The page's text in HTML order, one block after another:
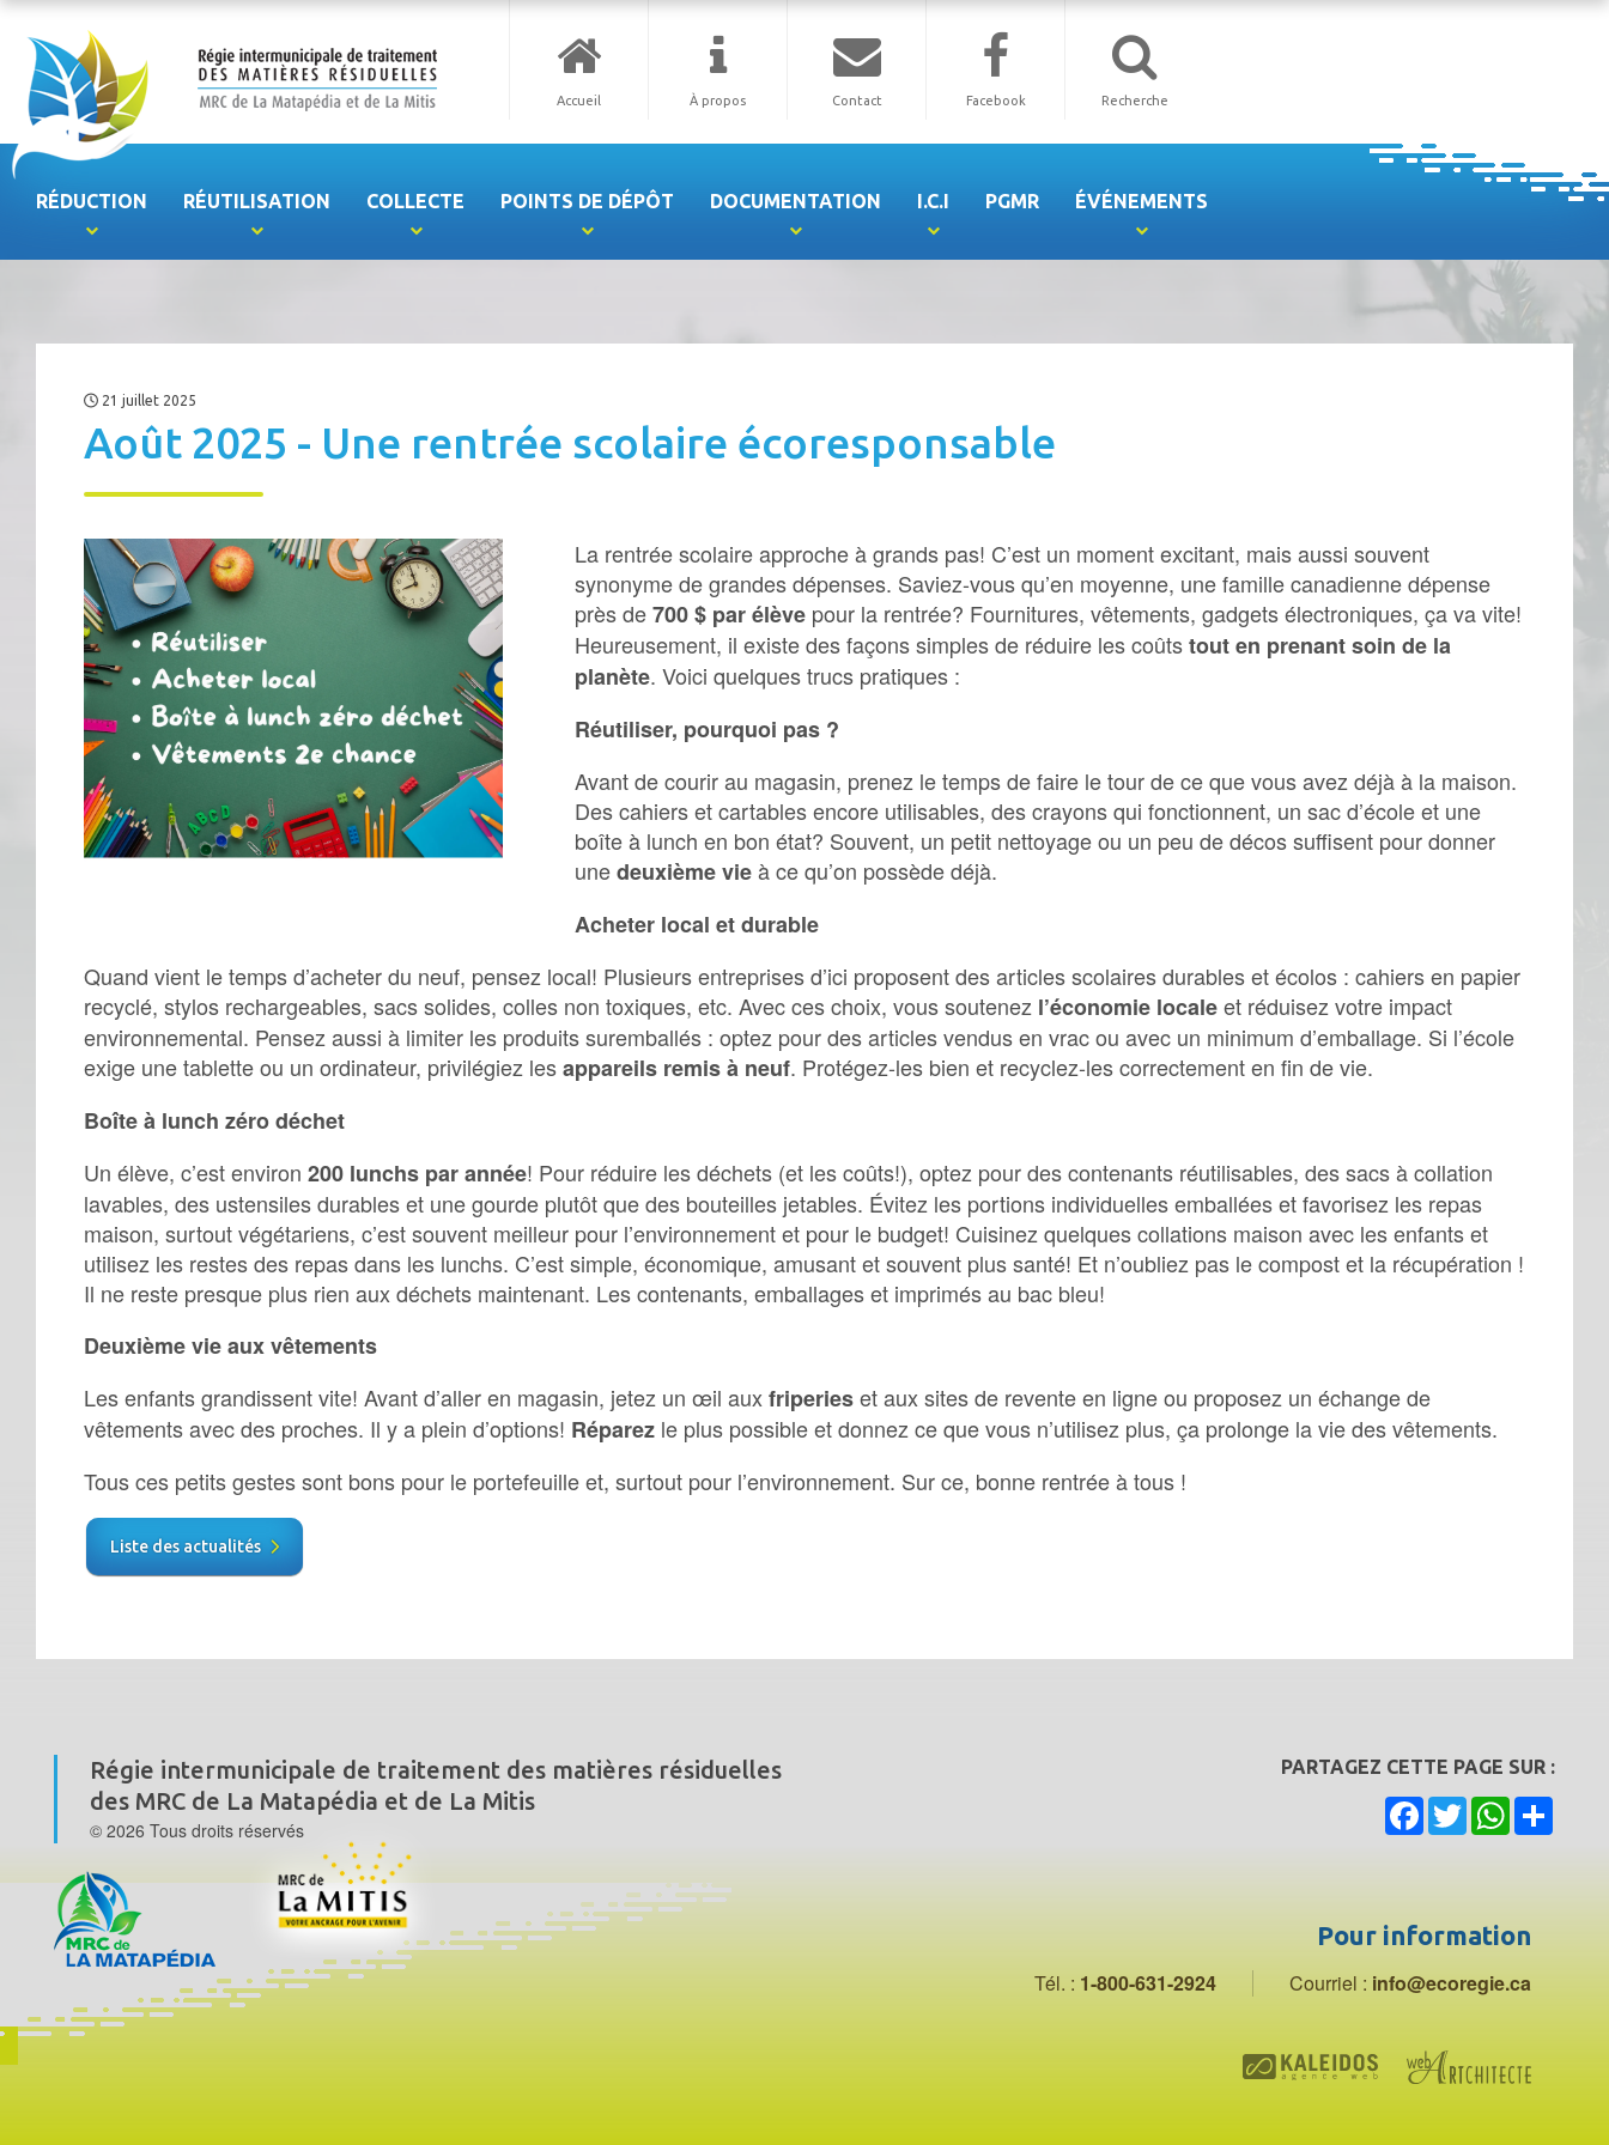
Accueil À propos Contact Facebook Recherche
RÉDUCTION RÉUTILISATION COLLECTE POINTS DE DÉPÔT DOCUMENTATION I.C.I PGMR ÉVÉNEMENTS
21 juillet 2025
Août 2025 - Une rentrée scolaire écoresponsable
La rentrée scolaire approche à grands pas! C’est un moment excitant, mais aussi souvent
synonyme de grandes dépenses. Saviez-vous qu’en moyenne, une famille canadienne dépense
près de700 $ par élève pour la rentrée? Fournitures, vêtements, gadgets électroniques, ça va vite!
Heureusement, il existe des façons simples de réduire les coûtstout en prenant soin de la
planète. Voici quelques trucs pratiques :
Réutiliser, pourquoi pas ?
Avant de courir au magasin, prenez le temps de faire le tour de ce que vous avez déjà à la maison.
Des cahiers et cartables encore utilisables, des crayons qui fonctionnent, un sac d’école et une
boîte à lunch en bon état? Souvent, un petit nettoyage ou un peu de décos suffisent pour donner
unedeuxième vieà ce qu’on possède déjà.
Acheter local et durable
Quand vient le temps d’acheter du neuf, pensez local! Plusieurs entreprises d’ici proposent des articles scolaires durables et écolos : cahiers en papier
recyclé, stylos rechargeables, sacs solides, colles non toxiques, etc. Avec ces choix, vous soutenez l’économie localeet réduisez votre impact
environnemental. Pensez aussi à limiter les produits suremballés : optez pour des articles vendus en vrac ou avec un minimum d’emballage. Si l’école
exige une tablette ou un ordinateur, privilégiez lesappareils remis à neuf. Protégez-les bien et recyclez-les correctement en fin de vie.
Boîte à lunch zéro déchet
Un élève, c’est environ 200 lunchs par année! Pour réduire les déchets (et les coûts!), optez pour des contenants réutilisables, des sacs à collation
lavables, des ustensiles durables et une gourde plutôt que des bouteilles jetables. Évitez les portions individuelles emballées et favorisez les repas
maison, surtout végétariens, c’est souvent meilleur pour l’environnement et pour le budget! Cuisinez quelques collations maison avec les enfants et
utilisez les restes des repas dans les lunchs. C’est simple, économique, amusant et souvent plus santé! Et n’oubliez pas le compost et la récupération !
Il ne reste presque plus rien aux déchets maintenant. Les contenants, emballages et imprimés au bac bleu!
Deuxième vie aux vêtements
Les enfants grandissent vite! Avant d’aller en magasin, jetez un œil auxfriperieset aux sites de revente en ligne ou proposez un échange de
vêtements avec des proches. Il y a plein d’options! Réparez le plus possible et donnez ce que vous n’utilisez plus, ça prolonge la vie des vêtements.
Tous ces petits gestes sont bons pour le portefeuille et, surtout pour l’environnement. Sur ce, bonne rentrée à tous !
Liste des actualités
PARTAGEZ CETTE PAGE SUR :
Facebook
TwitterWhatsApp
Régie intermunicipale de traitement des matières résiduelles
des MRC de La Matapédia et de La Mitis
© 2026 Tous droits réservés
Pour information
Tél. : 1-800-631-2924 Courriel : info@ecoregie.ca